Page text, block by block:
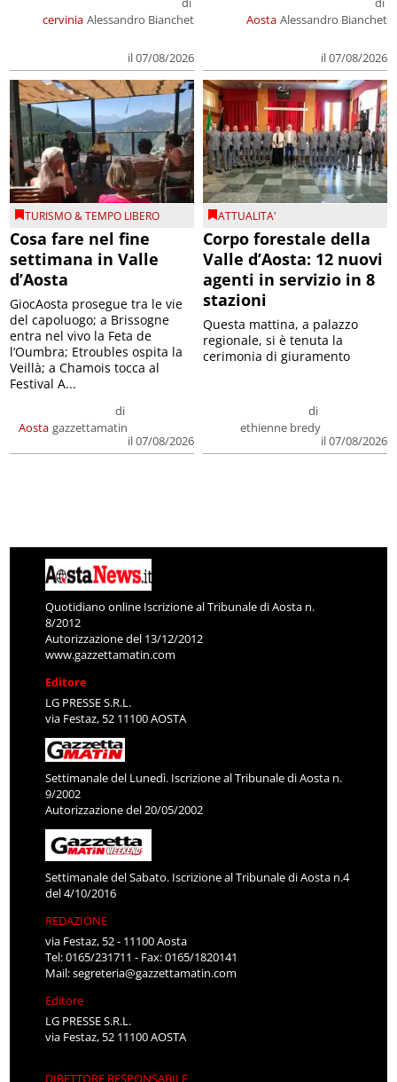
cervinia Alessandro Bianchet
il 07/08/2026
Aosta Alessandro Bianchet
il 07/08/2026
TURISMO & TEMPO LIBERO
Cosa fare nel fine
settimana in Valle
d’Aosta
Aosta
di
gazzettamatin
il 07/08/2026
GiocAosta prosegue tra le vie
del capoluogo; a Brissogne
entra nel vivo la Feta de
l’Oumbra; Etroubles ospita la
Veillà; a Chamois tocca al
Festival A...
ATTUALITA'
Corpo forestale della
Valle d’Aosta: 12 nuovi
agenti in servizio in 8
stazioni
di
ethienne bredy
il 07/08/2026
Questa mattina, a palazzo
regionale, si è tenuta la
cerimonia di giuramento
Quotidiano online Iscrizione al Tribunale di Aosta n.
8/2012
Autorizzazione del 13/12/2012
www.gazzettamatin.com
Editore
LG PRESSE S.R.L.
via Festaz, 52 11100 AOSTA
Settimanale del Lunedì. Iscrizione al Tribunale di Aosta n.
9/2002
Autorizzazione del 20/05/2002
Settimanale del Sabato. Iscrizione al Tribunale di Aosta n.4
del 4/10/2016
REDAZIONE
via Festaz, 52 - 11100 Aosta
Tel: 0165/231711 - Fax: 0165/1820141
Mail:segreteria@gazzettamatin.com
Editore
LG PRESSE S.R.L.
via Festaz, 52 11100 AOSTA
DIRETTORE RESPONSABILE